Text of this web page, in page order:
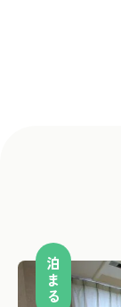
泊まる